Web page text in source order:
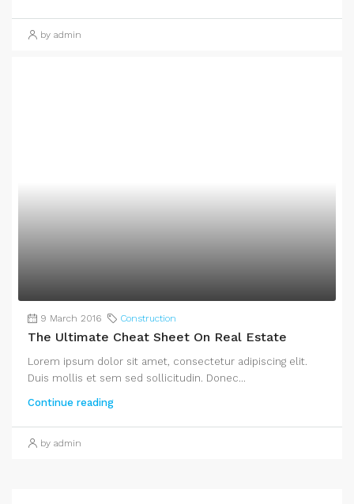
by admin
9 March 2016 Construction
The Ultimate Cheat Sheet On Real Estate
Lorem ipsum dolor sit amet, consectetur adipiscing elit.
Duis mollis et sem sed sollicitudin. Donec...
Continue reading
by admin